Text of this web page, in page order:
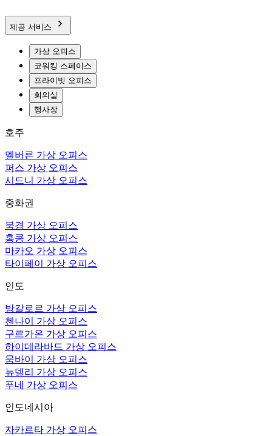
제공 서비스
가상 오피스
코워킹 스페이스
프라이빗 오피스
회의실
행사장
호주
멜버른 가상 오피스
퍼스 가상 오피스
시드니 가상 오피스
중화권
북경 가상 오피스
홍콩 가상 오피스
마카오 가상 오피스
타이페이 가상 오피스
인도
방갈로르 가상 오피스
첸나이 가상 오피스
구르가온 가상 오피스
하이데라바드 가상 오피스
뭄바이 가상 오피스
뉴델리 가상 오피스
푸네 가상 오피스
인도네시아
자카르타 가상 오피스